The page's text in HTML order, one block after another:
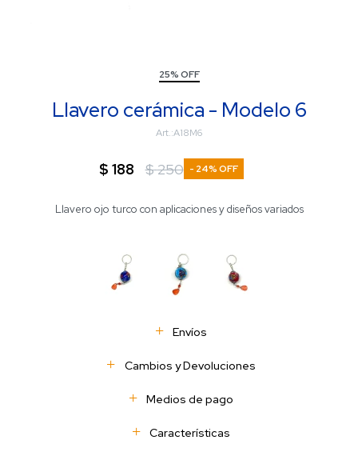
25% OFF
Llavero cerámica - Modelo 6
A18M6
$ 188 $250 24
Llavero ojo turco con aplicaciones y diseños variados
Envíos
Cambios y Devoluciones
Medios de pago
Características